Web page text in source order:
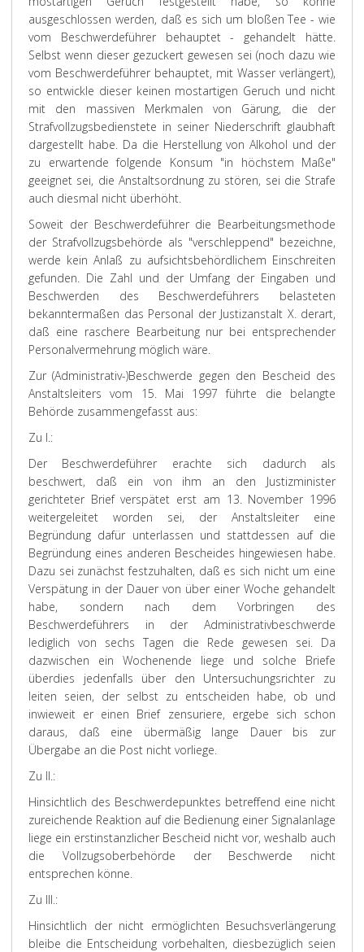
ausgeschlossen werden, daß es sich um bloßen Tee - wie
vom Beschwerdeführer behauptet - gehandelt hätte.
Selbst wenn dieser gezuckert gewesen sei (noch dazu wie
vom Beschwerdeführer behauptet, mit Wasser verlängert),
so entwickle dieser keinen mostartigen Geruch und nicht
mit den massiven Merkmalen von Gärung, die der
Strafvollzugsbedienstete in seiner Niederschrift glaubhaft
dargestellt habe. Da die Herstellung von Alkohol und der
zu erwartende folgende Konsum "in höchstem Maße"
geeignet sei, die Anstaltsordnung zu stören, sei die Strafe
auch diesmal nicht überhöht.
Soweit der Beschwerdeführer die Bearbeitungsmethode
der Strafvollzugsbehörde als "verschleppend" bezeichne,
werde kein Anlaß zu aufsichtsbehördlichem Einschreiten
gefunden. Die Zahl und der Umfang der Eingaben und
Beschwerden des Beschwerdeführers belasteten
bekanntermaßen das Personal der Justizanstalt X. derart,
daß eine raschere Bearbeitung nur bei entsprechender
Personalvermehrung möglich wäre.
Zur (Administrativ-)Beschwerde gegen den Bescheid des
Anstaltsleiters vom 15. Mai 1997 führte die belangte
Behörde zusammengefasst aus:
Zu I.:
Der Beschwerdeführer erachte sich dadurch als
beschwert, daß ein von ihm an den Justizminister
gerichteter Brief verspätet erst am 13. November 1996
weitergeleitet worden sei, der Anstaltsleiter eine
Begründung dafür unterlassen und stattdessen auf die
Begründung eines anderen Bescheides hingewiesen habe.
Dazu sei zunächst festzuhalten, daß es sich nicht um eine
Verspätung in der Dauer von über einer Woche gehandelt
habe, sondern nach dem Vorbringen des
Beschwerdeführers in der Administrativbeschwerde
lediglich von sechs Tagen die Rede gewesen sei. Da
dazwischen ein Wochenende liege und solche Briefe
überdies jedenfalls über den Untersuchungsrichter zu
leiten seien, der selbst zu entscheiden habe, ob und
inwieweit er einen Brief zensuriere, ergebe sich schon
daraus, daß eine übermäßig lange Dauer bis zur
Übergabe an die Post nicht vorliege.
Zu II.:
Hinsichtlich des Beschwerdepunktes betreffend eine nicht
zureichende Reaktion auf die Bedienung einer Signalanlage
liege ein erstinstanzlicher Bescheid nicht vor, weshalb auch
die Vollzugsoberbehörde der Beschwerde nicht
entsprechen könne.
Zu III.:
Hinsichtlich der nicht ermöglichten Besuchsverlängerung
bleibe die Entscheidung vorbehalten, diesbezüglich seien